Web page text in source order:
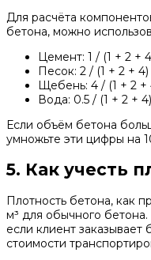
Для расчёта
бетона, можно
Цемент: 1 / (1 + 2 +
Песок: 2 / (1 + 2 + 4)
Щебень: 4 / (1 + 2 +
Вода: 0.5 / (1 + 2 +
Если объём бетона
умножьте эти цифры на
5. Как учесть
Плотность бетона, как
м³ для обычного
если клиент заказывает
стоимости